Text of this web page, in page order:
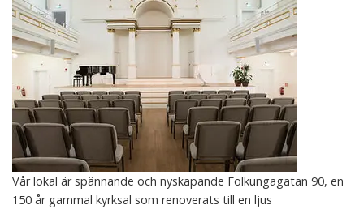
Vår lokal är spännande och nyskapande Folkungagatan 90, en
150 år gammal kyrksal som renoverats till en ljus